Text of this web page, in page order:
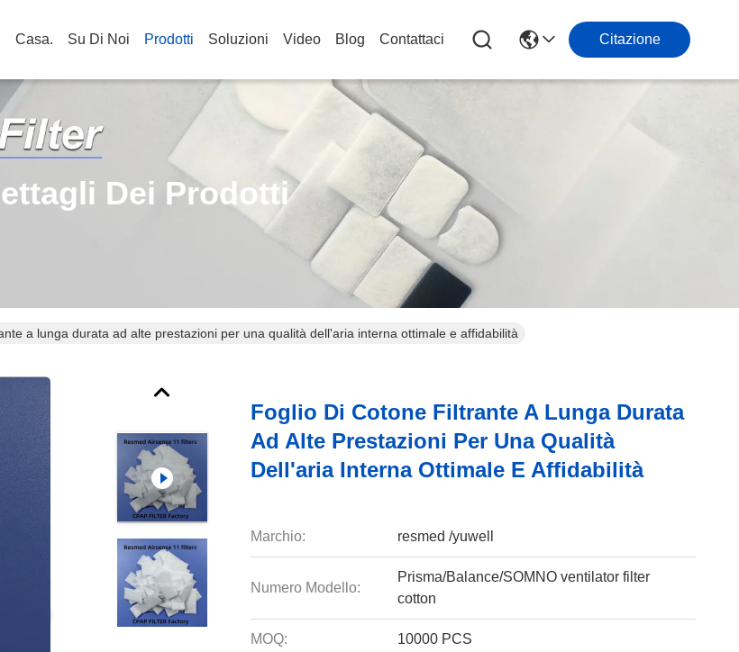
Casa. Su Di Noi Prodotti Soluzioni Video Blog Contattaci Citazione
Dei Prodotti
a lunga durata ad alte prestazioni per una qualità dell'aria interna ottimale e affidabilità
Foglio Di Cotone Filtrante A Lunga Durata
Ad Alte Prestazioni Per Una Qualità
Dell'aria Interna Ottimale E Affidabilità
Marchio: resmed /yuwell
Numero Modello:
Prisma/Balance/SOMNO ventilator filter
cotton
MOQ: 10000 PCS